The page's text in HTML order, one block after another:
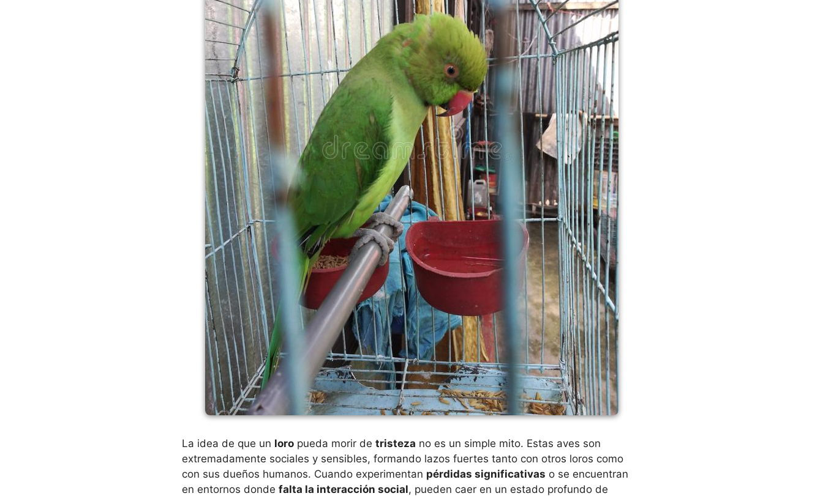
La idea de que un loro pueda morir de tristeza no es un simple mito. Estas aves son
extremadamente sociales y sensibles, formando lazos fuertes tanto con otros loros como
con sus dueños humanos. Cuando experimentan pérdidas significativas o se encuentran
en entornos donde falta la interacción social, pueden caer en un estado profundo de